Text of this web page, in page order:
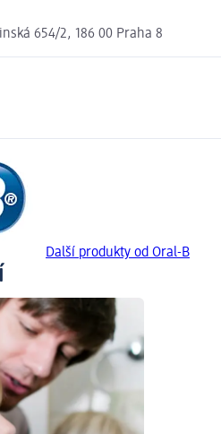
654/2, 186 00 Praha 8
Další produkty od Oral-B